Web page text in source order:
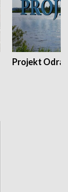
Projekt Odra